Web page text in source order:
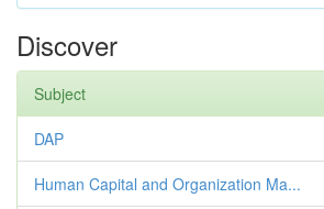
Discover
Subject
DAP
Human Capital and Organization Ma...